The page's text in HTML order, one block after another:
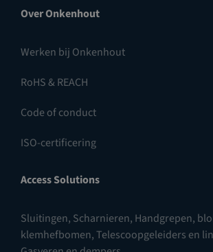
Over Onkenhout
Werken bij Onkenhout
RoHS & REACH
Code of conduct
ISO-certificering
Access Solutions
Sluitingen, Scharnieren, Handgrepen,
klemhefbomen,Telescoopgeleiders en